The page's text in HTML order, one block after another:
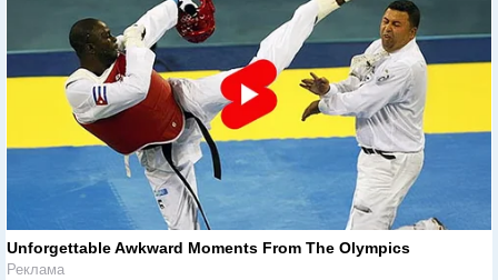
Unforgettable Awkward Moments From The Olympics
Реклама